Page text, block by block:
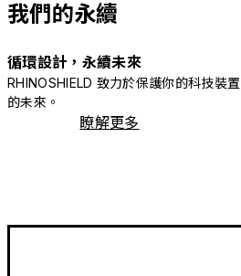
我們的永續
循環設計，永續未來
RHINOSHIELD 致力於保護你的科技裝
的未來。
瞭解更多